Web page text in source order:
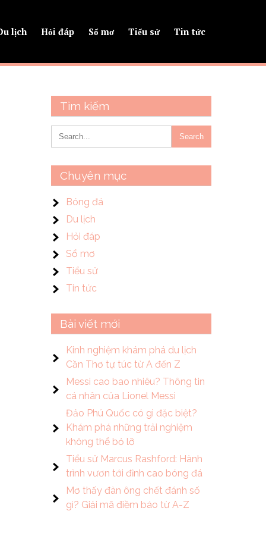
lịch Hỏi đáp Sổ mơ Tiểu sử Tin tức
Tìm kiếm
Chuyên mục
Bóng đá
Du lịch
Hỏi đáp
Sổ mơ
Tiểu sử
Tin tức
Bài viết mới
Kinh nghiệm khám phá du lịch
Cần Thơ tự túc từ A đến Z
Messi cao bao nhiêu? Thông tin
cá nhân của Lionel Messi
Đảo Phú Quốc có gì đặc biệt?
Khám phá những trải nghiệm
không thể bỏ lỡ
Tiểu sử Marcus Rashford: Hành
trình vươn tới đỉnh cao bóng đá
Mơ thấy đàn ông chết đánh số
gì? Giải mã điềm báo từ A-Z